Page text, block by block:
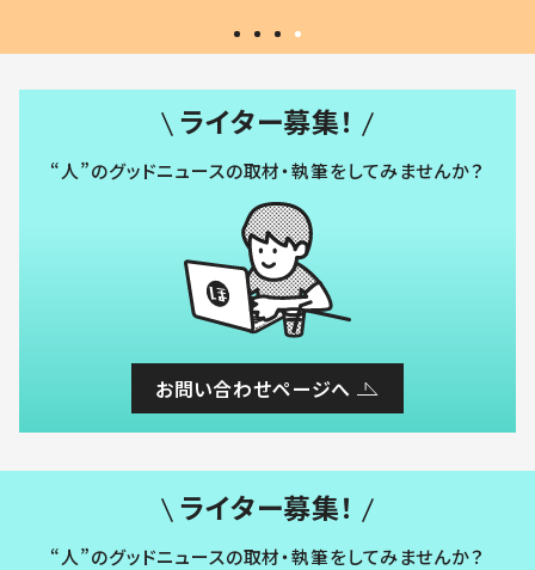
ライター募集！
“人”のグッドニュースの取材・執筆をしてみませんか？
お問い合わせページへ
ライター募集！
“人”のグッドニュースの取材・執筆をしてみませんか？